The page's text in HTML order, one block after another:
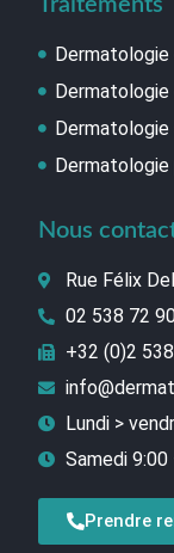
Dermatologie
Nous
Rue Félix
02 538 72
+32 (0)2
Lundi >
Samedi 9:00
Prendre